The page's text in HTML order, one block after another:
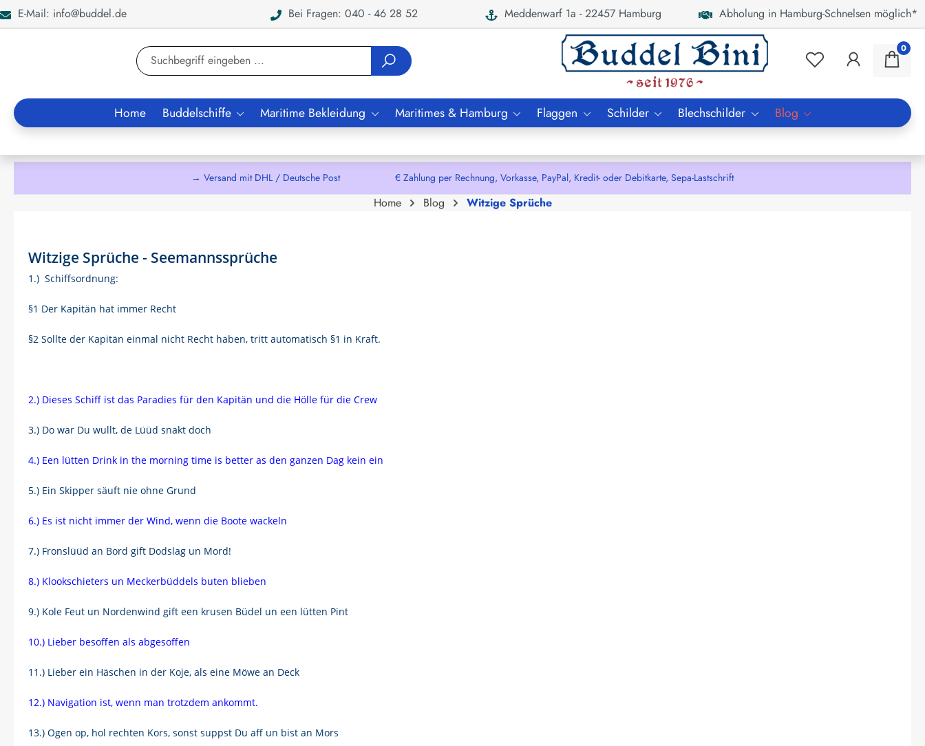
Zur Suche springen
E-Mail: info@buddel.de Bei Fragen: 040 - 46 28 52 Meddenwarf 1a - 22457 Hamburg Abholung in Hamburg-Schnelsen möglich*
0
Home Buddelschiffe Maritime Bekleidung Maritimes & Hamburg Flaggen Schilder Blechschilder Blog
→ Versand mit DHL / Deutsche Post € Zahlung per Rechnung, Vorkasse, PayPal, Kredit- oder Debitkarte, Sepa-Lastschrift
Home Blog Witzige Sprüche
Witzige Sprüche - Seemannssprüche
1.) Schiffsordnung:
§1 Der Kapitän hat immer Recht
§2 Sollte der Kapitän einmal nicht Recht haben, tritt automatisch §1 in Kraft.
2.) Dieses Schiff ist das Paradies für den Kapitän und die Hölle für die Crew
3.) Do war Du wullt, de Lüüd snakt doch
4.) Een lütten Drink in the morning time is better as den ganzen Dag kein ein
5.) Ein Skipper säuft nie ohne Grund
6.) Es ist nicht immer der Wind, wenn die Boote wackeln
7.) Fronslüüd an Bord gift Dodslag un Mord!
8.) Klookschieters un Meckerbüddels buten blieben
9.) Kole Feut un Nordenwind gift een krusen Büdel un een lütten Pint
10.) Lieber besoffen als abgesoffen
11.) Lieber ein Häschen in der Koje, als eine Möwe an Deck
12.) Navigation ist, wenn man trotzdem ankommt.
13.) Ogen op, hol rechten Kors, sonst suppst Du aff un bist an Mors